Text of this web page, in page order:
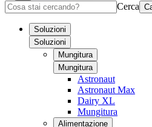
Cerca
Soluzioni
Soluzioni
Mungitura
Mungitura
Astronaut
Astronaut Max
Dairy XL
Mungitura
Alimentazione